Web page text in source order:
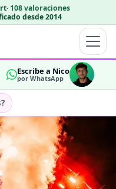
· 108 valoraciones
desde 2014
Escribe a Nico
por WhatsApp
OK